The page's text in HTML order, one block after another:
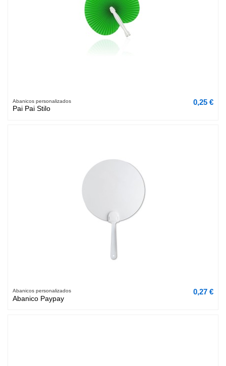
Abanicos personalizados
Pai Pai Stilo
0,25 €
Abanicos personalizados
Abanico Paypay
0,27 €